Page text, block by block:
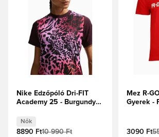
Nike Edzőpóló Dri-FIT
Academy 25 - Burgundy
Nők
8890 Ft10 990 Ft
Mez R-
Gyerek -
3090 Ft